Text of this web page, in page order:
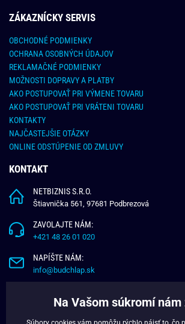
ZÁKAZNÍCKY SERVIS
OBCHODNÉ PODMIENKY
OCHRANA OSOBNÝCH ÚDAJOV
REKLAMAČNÉ PODMIENKY
MOŽNOSTI DOPRAVY A PLATBY
AKO POSTUPOVAŤ PRI VÝMENE TOVARU
AKO POSTUPOVAŤ PRI VRÁTENI TOVARU
KONTAKTY
NAJČASTEJŠIE OTÁZKY
ONLINE ODSTÚPENIE OD ZMLUVY
KONTAKT
NETBIZNIS S.R.O.
Štiavnička 561, 97681 Podbrezová
ZAVOLAJTE NÁM:
+421 48 26 01 020
NAPÍŠTE NÁM:
info@budchlap.sk
Na Vašom súkromí nám